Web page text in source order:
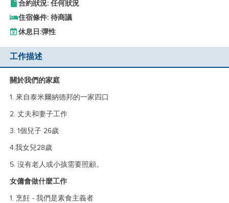
合約狀況: 任何狀況
住宿條件: 待商議
休息日:彈性
工作描述
關於我們的家庭
1. 來自泰米爾納德邦的一家四口
2. 丈夫和妻子工作
3. 1個兒子 26歲
4.我女兒28歲
5. 沒有老人或小孩需要照顧。
女傭會做什麼工作
1. 烹飪 - 我們是素食主義者